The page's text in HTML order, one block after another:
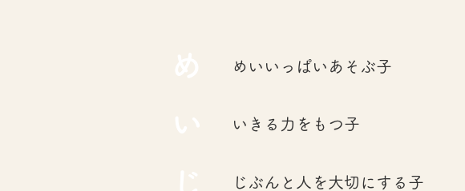
​めいいっぱいあそぶ子
​いきる力をもつ子
じぶんと人を大切にする子